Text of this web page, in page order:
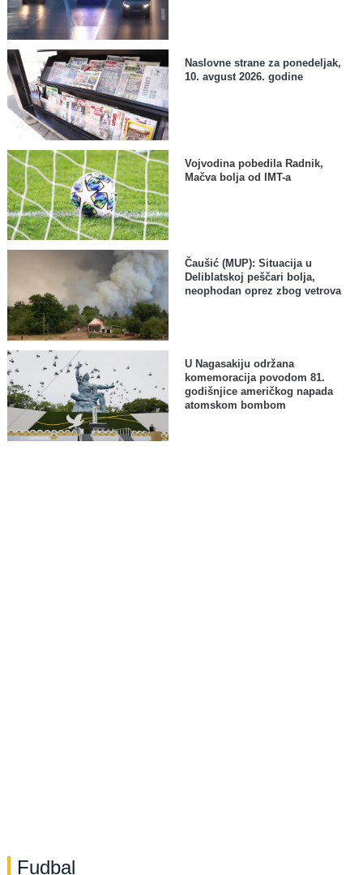
Naslovne strane za ponedeljak,
10. avgust 2026. godine
Vojvodina pobedila Radnik,
Mačva bolja od IMT-a
Čaušić (MUP): Situacija u
Deliblatskoj peščari bolja,
neophodan oprez zbog vetrova
U Nagasakiju održana
komemoracija povodom 81.
godišnjice američkog napada
atomskom bombom
Fudbal